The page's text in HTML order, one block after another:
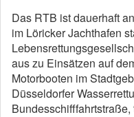
Das RTB ist dauerhaft
im Löricker Jachthafen
aus zu Einsätzen auf
Motorbooten im
Düsseldorfer